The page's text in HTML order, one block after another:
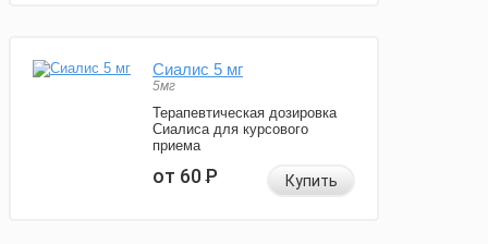
Сиалис 5 мг
5мг
Терапевтическая дозировка
Сиалиса для курсового
приема
от 60Р Купить